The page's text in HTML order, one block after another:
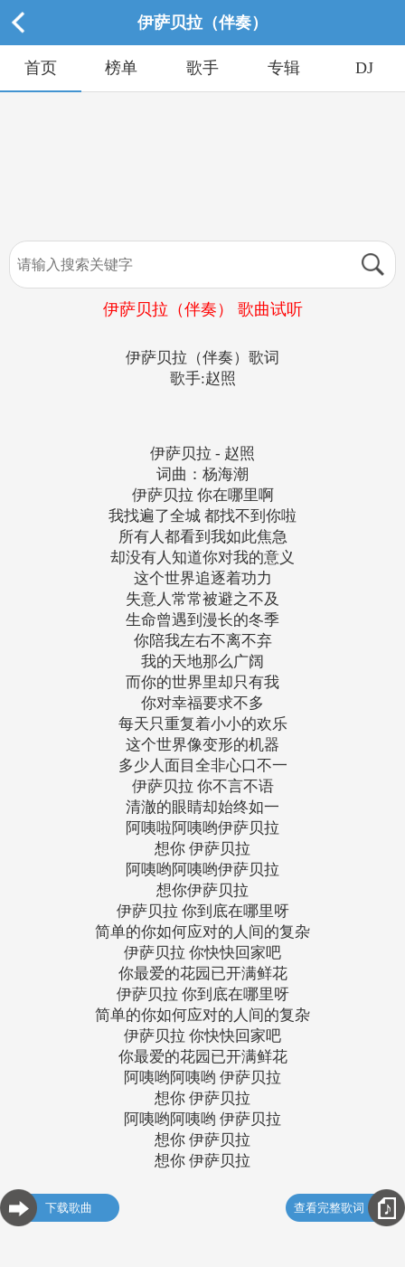
伊萨贝拉（伴奏）
首页 榜单 歌手 专辑 DJ
伊萨贝拉（伴奏） 歌曲试听
伊萨贝拉（伴奏）歌词
歌手:赵照
伊萨贝拉 - 赵照
词曲：杨海潮
伊萨贝拉 你在哪里啊
我找遍了全城 都找不到你啦
所有人都看到我如此焦急
却没有人知道你对我的意义
这个世界追逐着功力
失意人常常被避之不及
生命曾遇到漫长的冬季
你陪我左右不离不弃
我的天地那么广阔
而你的世界里却只有我
你对幸福要求不多
每天只重复着小小的欢乐
这个世界像变形的机器
多少人面目全非心口不一
伊萨贝拉 你不言不语
清澈的眼睛却始终如一
阿咦啦阿咦哟伊萨贝拉
想你 伊萨贝拉
阿咦哟阿咦哟伊萨贝拉
想你伊萨贝拉
伊萨贝拉 你到底在哪里呀
简单的你如何应对的人间的复杂
伊萨贝拉 你快快回家吧
你最爱的花园已开满鲜花
伊萨贝拉 你到底在哪里呀
简单的你如何应对的人间的复杂
伊萨贝拉 你快快回家吧
你最爱的花园已开满鲜花
阿咦哟阿咦哟 伊萨贝拉
想你 伊萨贝拉
阿咦哟阿咦哟 伊萨贝拉
想你 伊萨贝拉
想你 伊萨贝拉
下载歌曲 查看完整歌词